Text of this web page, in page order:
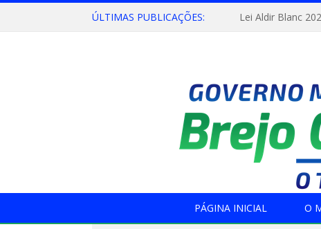
ÚLTIMAS PUBLICAÇÕES: Lei Aldir Blanc
PÁGINA INICIAL O